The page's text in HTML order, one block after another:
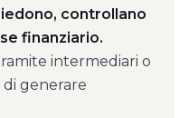
controllano
finanziario.
intermediari o
generare